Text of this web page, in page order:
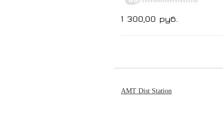
1 300,00 руб.
AMT Dist Station